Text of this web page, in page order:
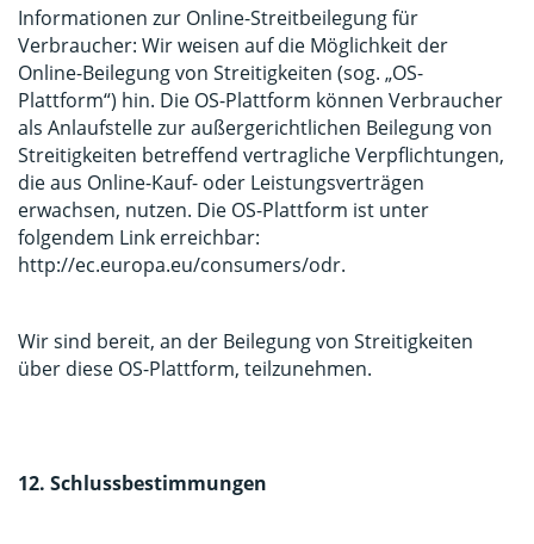
Informationen zur Online-Streitbeilegung für
Verbraucher: Wir weisen auf die Möglichkeit der
Online-Beilegung von Streitigkeiten (sog. „OS-
Plattform“) hin. Die OS-Plattform können Verbraucher
als Anlaufstelle zur außergerichtlichen Beilegung von
Streitigkeiten betreffend vertragliche Verpflichtungen,
die aus Online-Kauf- oder Leistungsverträgen
erwachsen, nutzen. Die OS-Plattform ist unter
folgendem Link erreichbar:
http://ec.europa.eu/consumers/odr.
Wir sind bereit, an der Beilegung von Streitigkeiten
über diese OS-Plattform, teilzunehmen.
12. Schlussbestimmungen